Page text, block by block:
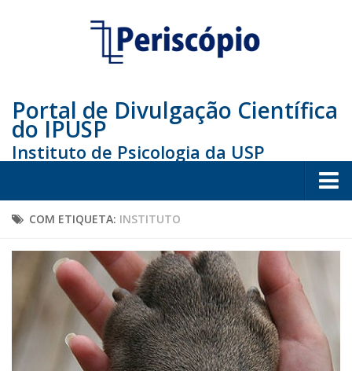
Portal de Divulgação Científica
do IPUSP
Instituto de Psicologia da USP
Home
Educação
Arte e Cultura
Bio
COM ETIQUETA: INSTITUTO